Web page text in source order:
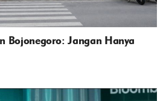
Bojonegoro: Jangan Hanya